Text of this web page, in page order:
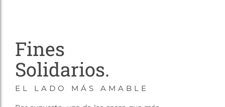
Fines
Solidarios.
EL LADO MÁS AMABLE